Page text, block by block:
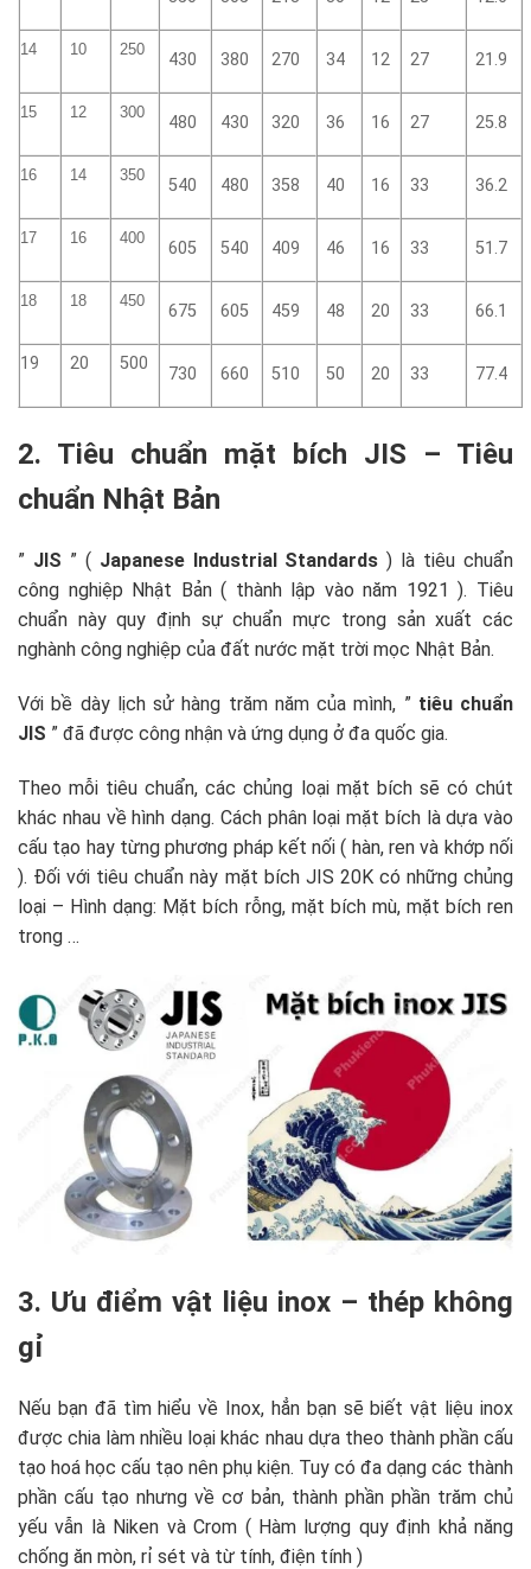
14 10 250
430 380 270 34 12 27 21.9
15 12 300
480 430 320 36 16 27 25.8
16 14 350
540 480 358 40 16 33 36.2
17 16 400
605 540 409 46 16 33 51.7
18 18 450
675 605 459 48 20 33 66.1
19 20 500
730 660 510 50 20 33 77.4
2. Tiêu chuẩn mặt bích JIS – Tiêu
chuẩn Nhật Bản
” JIS ” ( Japanese Industrial Standards ) là tiêu chuẩn
công nghiệp Nhật Bản ( thành lập vào năm 1921 ). Tiêu
chuẩn này quy định sự chuẩn mực trong sản xuất các
nghành công nghiệp của đất nước mặt trời mọc Nhật Bản.
Với bề dày lịch sử hàng trăm năm của mình, ” tiêu chuẩn
JIS ” đã được công nhận và ứng dụng ở đa quốc gia.
Theo mỗi tiêu chuẩn, các chủng loại mặt bích sẽ có chút
khác nhau về hình dạng. Cách phân loại mặt bích là dựa vào
cấu tạo hay từng phương pháp kết nối ( hàn, ren và khớp nối
). Đối với tiêu chuẩn này mặt bích JIS 20K có những chủng
loại – Hình dạng: Mặt bích rỗng, mặt bích mù, mặt bích ren
trong …
3. Ưu điểm vật liệu inox – thép không
gỉ
Nếu bạn đã tìm hiểu về Inox, hẳn bạn sẽ biết vật liệu inox
được chia làm nhiều loại khác nhau dựa theo thành phần cấu
tạo hoá học cấu tạo nên phụ kiện. Tuy có đa dạng các thành
phần cấu tạo nhưng về cơ bản, thành phần phần trăm chủ
yếu vẫn là Niken và Crom ( Hàm lượng quy định khả năng
chống ăn mòn, rỉ sét và từ tính, điện tính )